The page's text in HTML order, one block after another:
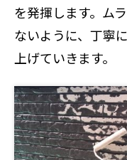
を発揮します。ム
ないように、丁寧
上げていきます。